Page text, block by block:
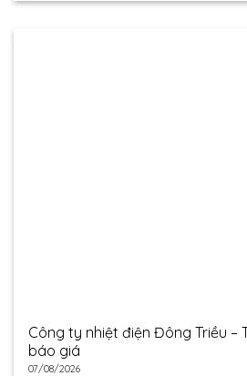
Công ty nhiệt điện Đông Triều –
báo giá
07/08/2026